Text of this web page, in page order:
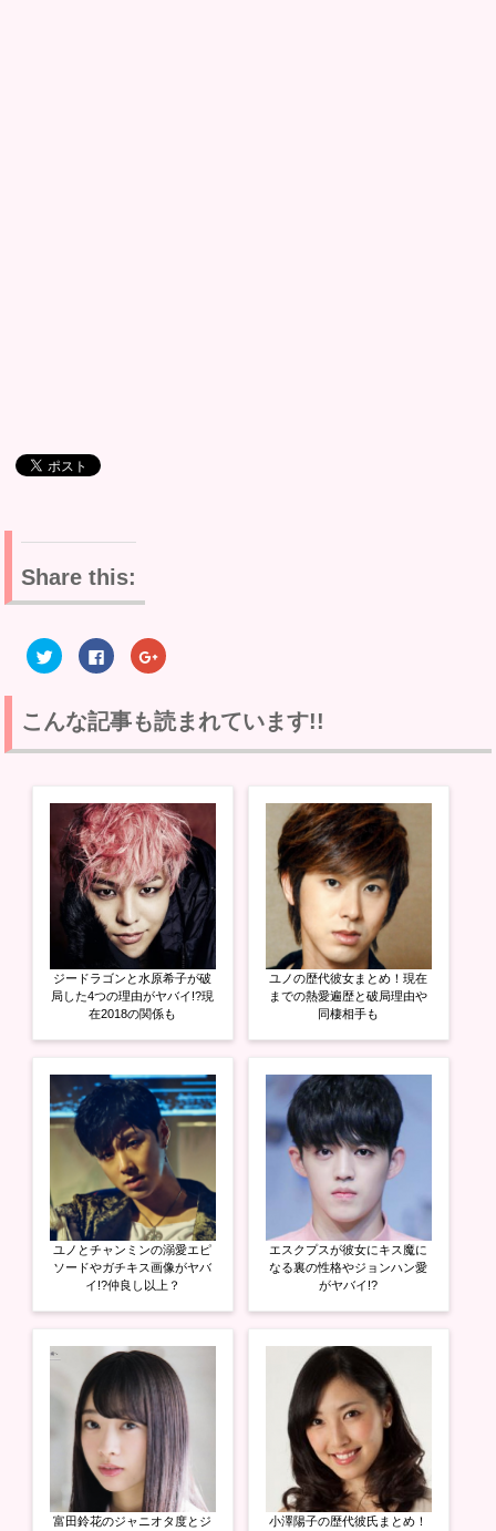
Share this:
ク
リ
て
T
w
i
で
共
有
新
し
い
ウ
で
開
す
F
a
o
o
k
で
る
に
は
ク
リ
ッ
ク
し
て
く
だ
い
(
新
し
い
ウ
ド
ウ
で
開
き
ま
す
)
ク
リ
し
て
G
o
o
+
で
共
有
(
新
し
い
ウ
ィ
ン
ウ
で
開
き
ま
す
こんな記事も読まれています!!
ジードラゴンと水原希子が破
局した4つの理由がヤバイ!?現
在2018の関係も
ユノとチャンミンの溺愛エピ
ソードやガチキス画像がヤバ
イ!?仲良し以上？
富田鈴花のジャニオタ度とジ
ユノの歴代彼女まとめ！現在
までの熱愛遍歴と破局理由や
同棲相手も
エスクプスが彼女にキス魔に
なる裏の性格やジョンハン愛
がヤバイ!?
小澤陽子の歴代彼氏まとめ！